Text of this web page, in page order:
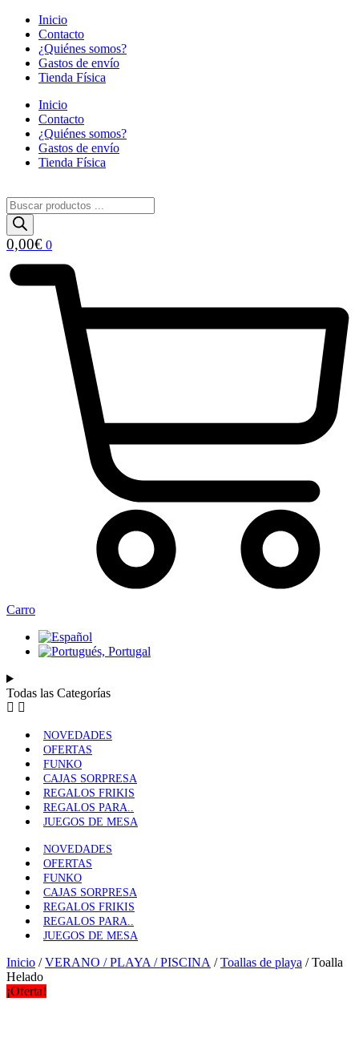
Saltar
contenido
Inicio
Contacto
¿Quiénes somos?
Gastos de envío
Tienda Física
Inicio
Contacto
¿Quiénes somos?
Gastos de envío
Tienda Física
Búsqueda
de
productos
0,00€ 0
Carro
Todas las Categorías
NOVEDADES
OFERTAS
FUNKO
CAJAS SORPRESA
REGALOS FRIKIS
REGALOS PARA..
JUEGOS DE MESA
NOVEDADES
OFERTAS
FUNKO
CAJAS SORPRESA
REGALOS FRIKIS
REGALOS PARA..
JUEGOS DE MESA
Inicio /VERANO / PLAYA / PISCINA /Toallas de playa / Toalla
Helado
¡Oferta!